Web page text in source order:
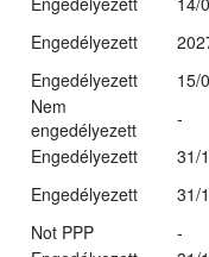
Engedélyezett
Engedélyezett
15/
Nem
engedélyezett
-
Engedélyezett
31/
Engedélyezett
31/
Not PPP
-